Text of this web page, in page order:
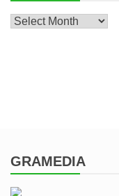
Archive
GRAMEDIA